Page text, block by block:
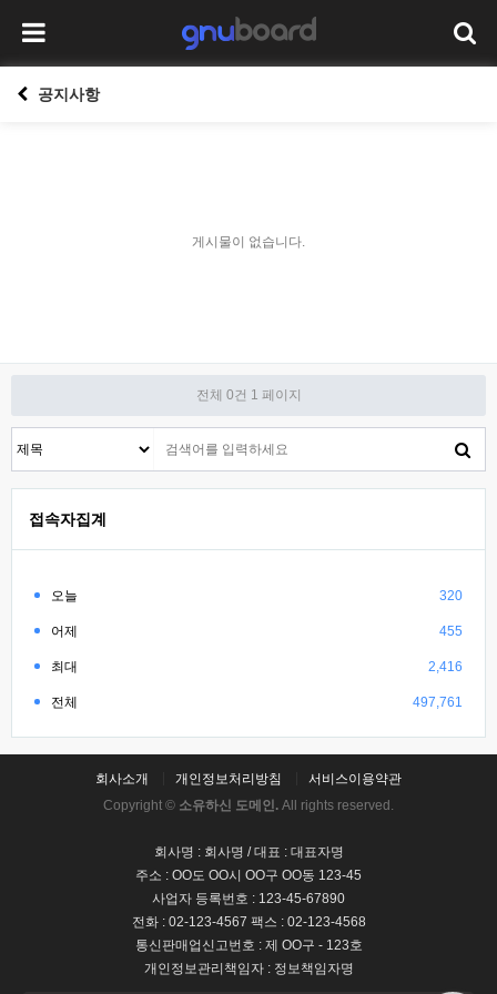
공지사항
게시물이 없습니다.
전체 0건 1 페이지
접속자집계
오늘 320
어제 455
최대 2,416
전체 497,761
회사소개 개인정보처리방침
서비스이용약관
Copyright © 소유하신 도메인. All rights reserved.
회사명 : 회사명 / 대표 : 대표자명
주소 : OO도 OO시 OO구 OO동 123-45
사업자 등록번호 : 123-45-67890
전화 : 02-123-4567 팩스 : 02-123-4568
통신판매업신고번호 : 제 OO구 - 123호
개인정보관리책임자 : 정보책임자명